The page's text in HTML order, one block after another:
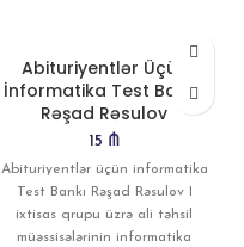
Abituriyentlər Üçün
İnformatika Test Bankı,
Rəşad Rəsulov
15 ₼
Abituriyentlər üçün informatika
Test Bankı Rəşad Rəsulov I
ixtisas qrupu üzrə ali təhsil
müəssisələrinin informatika